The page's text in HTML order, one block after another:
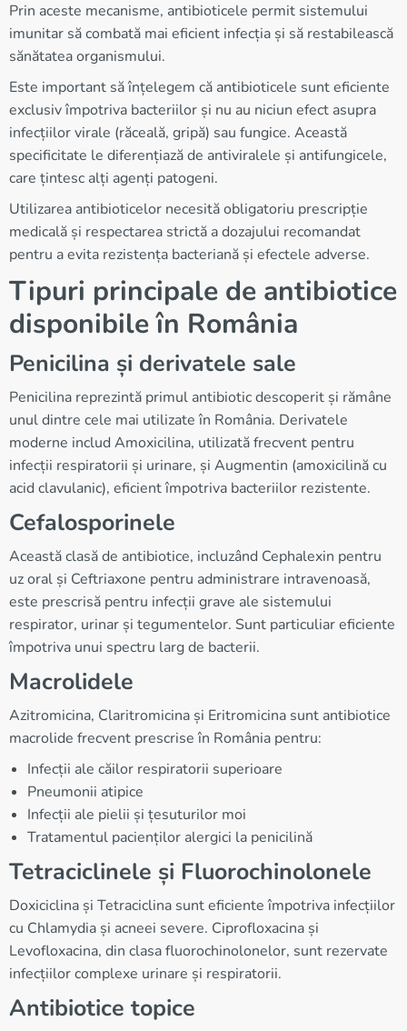
Prin aceste mecanisme, antibioticele permit sistemului
imunitar să combată mai eficient infecția și să restabilească
sănătatea organismului.
Este important să înțelegem că antibioticele sunt eficiente
exclusiv împotriva bacteriilor și nu au niciun efect asupra
infecțiilor virale (răceală, gripă) sau fungice. Această
specificitate le diferențiază de antiviralele și antifungicele,
care țintesc alți agenți patogeni.
Utilizarea antibioticelor necesită obligatoriu prescripție
medicală și respectarea strictă a dozajului recomandat
pentru a evita rezistența bacteriană și efectele adverse.
Tipuri principale de antibiotice
disponibile în România
Penicilina și derivatele sale
Penicilina reprezintă primul antibiotic descoperit și rămâne
unul dintre cele mai utilizate în România. Derivatele
moderne includ Amoxicilina, utilizată frecvent pentru
infecții respiratorii și urinare, și Augmentin (amoxicilină cu
acid clavulanic), eficient împotriva bacteriilor rezistente.
Cefalosporinele
Această clasă de antibiotice, incluzând Cephalexin pentru
uz oral și Ceftriaxone pentru administrare intravenoasă,
este prescrisă pentru infecții grave ale sistemului
respirator, urinar și tegumentelor. Sunt particuliar eficiente
împotriva unui spectru larg de bacterii.
Macrolidele
Azitromicina, Claritromicina și Eritromicina sunt antibiotice
macrolide frecvent prescrise în România pentru:
Infecții ale căilor respiratorii superioare
Pneumonii atipice
Infecții ale pielii și țesuturilor moi
Tratamentul pacienților alergici la penicilină
Tetraciclinele și Fluorochinolonele
Doxiciclina și Tetraciclina sunt eficiente împotriva infecțiilor
cu Chlamydia și acneei severe. Ciprofloxacina și
Levofloxacina, din clasa fluorochinolonelor, sunt rezervate
infecțiilor complexe urinare și respiratorii.
Antibiotice topice